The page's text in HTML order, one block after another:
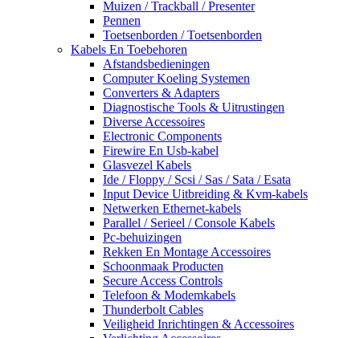
Muizen / Trackball / Presenter
Pennen
Toetsenborden / Toetsenborden
Kabels En Toebehoren
Afstandsbedieningen
Computer Koeling Systemen
Converters & Adapters
Diagnostische Tools & Uitrustingen
Diverse Accessoires
Electronic Components
Firewire En Usb-kabel
Glasvezel Kabels
Ide / Floppy / Scsi / Sas / Sata / Esata
Input Device Uitbreiding & Kvm-kabels
Netwerken Ethernet-kabels
Parallel / Serieel / Console Kabels
Pc-behuizingen
Rekken En Montage Accessoires
Schoonmaak Producten
Secure Access Controls
Telefoon & Modemkabels
Thunderbolt Cables
Veiligheid Inrichtingen & Accessoires